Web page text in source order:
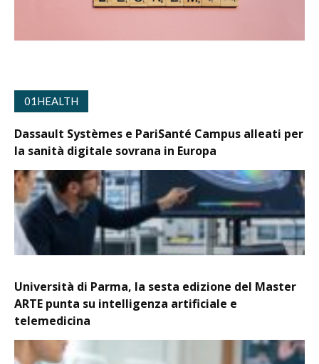
01HEALTH
Dassault Systèmes e PariSanté Campus alleati per
la sanità digitale sovrana in Europa
Università di Parma, la sesta edizione del Master
ARTE punta su intelligenza artificiale e
telemedicina